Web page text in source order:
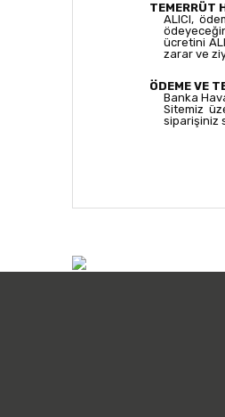
TEMERRÜT
ALICI,
ücretini
zarar ve
ÖDEME VE
Banka
Sitemiz
siparişiniz